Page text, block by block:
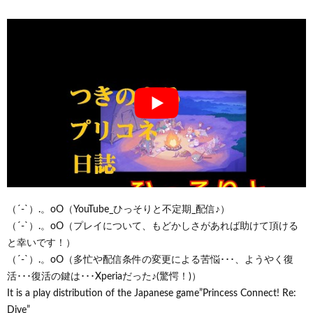
（´-`）.。oO（YouTube_ひっそりと不定期_配信♪）
（´-`）.。oO（プレイについて、もどかしさがあれば助けて頂ける
と幸いです！）
（´-`）.。oO（多忙や配信条件の変更による苦悩･･･、ようやく復
活･･･復活の鍵は･･･Xperiaだった♪(驚愕！)）
It is a play distribution of the Japanese game”Princess Connect! Re:
Dive”